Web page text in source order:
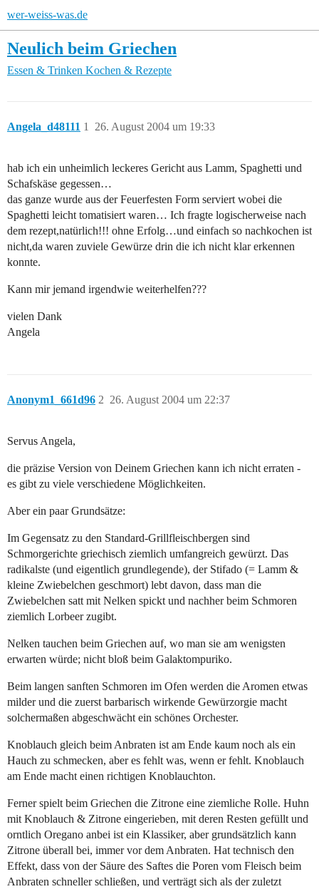
wer-weiss-was.de
Neulich beim Griechen
Essen & Trinken Kochen & Rezepte
Angela_d48111 26. August 2004 um 19:33
1
hab ich ein unheimlich leckeres Gericht aus Lamm, Spaghetti und
Schafskäse gegessen…
das ganze wurde aus der Feuerfesten Form serviert wobei die
Spaghetti leicht tomatisiert waren… Ich fragte logischerweise nach
dem rezept,natürlich!!! ohne Erfolg…und einfach so nachkochen ist
nicht,da waren zuviele Gewürze drin die ich nicht klar erkennen
konnte.
Kann mir jemand irgendwie weiterhelfen???
vielen Dank
Angela
Anonym1_661d96 26. August 2004 um 22:37
2
Servus Angela,
die präzise Version von Deinem Griechen kann ich nicht erraten -
es gibt zu viele verschiedene Möglichkeiten.
Aber ein paar Grundsätze:
Im Gegensatz zu den Standard-Grillfleischbergen sind
Schmorgerichte griechisch ziemlich umfangreich gewürzt. Das
radikalste (und eigentlich grundlegende), der Stifado (= Lamm &
kleine Zwiebelchen geschmort) lebt davon, dass man die
Zwiebelchen satt mit Nelken spickt und nachher beim Schmoren
ziemlich Lorbeer zugibt.
Nelken tauchen beim Griechen auf, wo man sie am wenigsten
erwarten würde; nicht bloß beim Galaktompuriko.
Beim langen sanften Schmoren im Ofen werden die Aromen etwas
milder und die zuerst barbarisch wirkende Gewürzorgie macht
solchermaßen abgeschwächt ein schönes Orchester.
Knoblauch gleich beim Anbraten ist am Ende kaum noch als ein
Hauch zu schmecken, aber es fehlt was, wenn er fehlt. Knoblauch
am Ende macht einen richtigen Knoblauchton.
Ferner spielt beim Griechen die Zitrone eine ziemliche Rolle. Huhn
mit Knoblauch & Zitrone eingerieben, mit deren Resten gefüllt und
orntlich Oregano anbei ist ein Klassiker, aber grundsätzlich kann
Zitrone überall bei, immer vor dem Anbraten. Hat technisch den
Effekt, dass von der Säure des Saftes die Poren vom Fleisch beim
Anbraten schneller schließen, und verträgt sich als der zuletzt